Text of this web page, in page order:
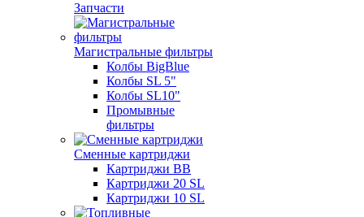
Запчасти
Магистральные фильтры
Колбы BigBlue
Колбы SL 5"
Колбы SL10"
Промывные
фильтры
Сменные картриджи
Картриджи BB
Картриджи 20 SL
Картриджи 10 SL